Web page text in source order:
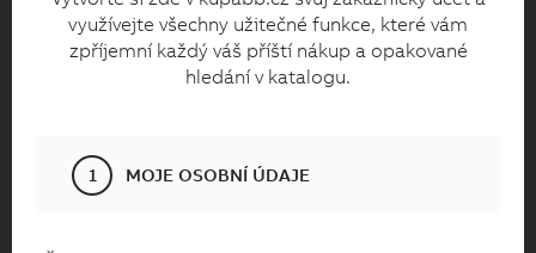
účet a využívejte všechny užitečné funkce,
které vám zpříjemní každý váš příští nákup
využívejte všechny užitečné funkce, které vám
zpříjemní každý váš příští nákup a opakované
hledání v katalogu.
1 MOJE OSOBNÍ ÚDAJE